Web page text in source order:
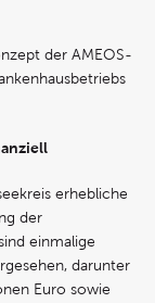
der AMEOS-
erhebliche
der
einmalige
darunter
Euro sowie